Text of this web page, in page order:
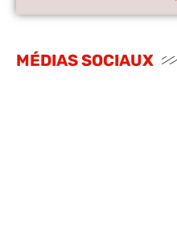
MÉDIAS SOCIAUX